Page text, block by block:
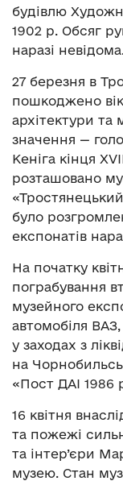
будівлю
1902 р. Обсяг
наразі
27 березня в
пошкоджено
архітектури та
значення —
Кеніга кінця
розташовано
було
експонатів
На початку
пограбування
музейного
автомобіля
у заходах з
на
«Пост ДАІ 1986
16 квітня
та пожежі
та інтер’єри
музею. Стан